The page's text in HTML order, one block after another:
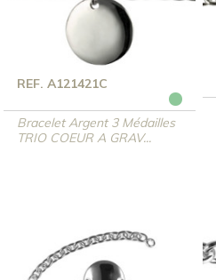
REF. A121421C
Bracelet Argent 3 Médailles
TRIO COEUR A GRAV...